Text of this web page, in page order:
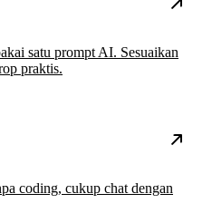
satu prompt AI. Sesuaikan
praktis.
coding, cukup chat dengan